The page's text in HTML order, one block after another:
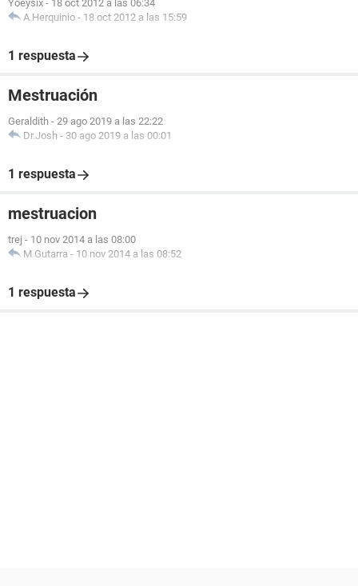
Yoeysix - 18 oct 2012 a las 06:34
A.Herquinio - 18 oct 2012 a las 15:59
1 respuesta
Mestruación
Geraldith - 29 ago 2019 a las 22:22
Dr.Josh - 30 ago 2019 a las 00:01
1 respuesta
mestruacion
trej - 10 nov 2014 a las 08:00
M Gutarra - 10 nov 2014 a las 08:52
1 respuesta